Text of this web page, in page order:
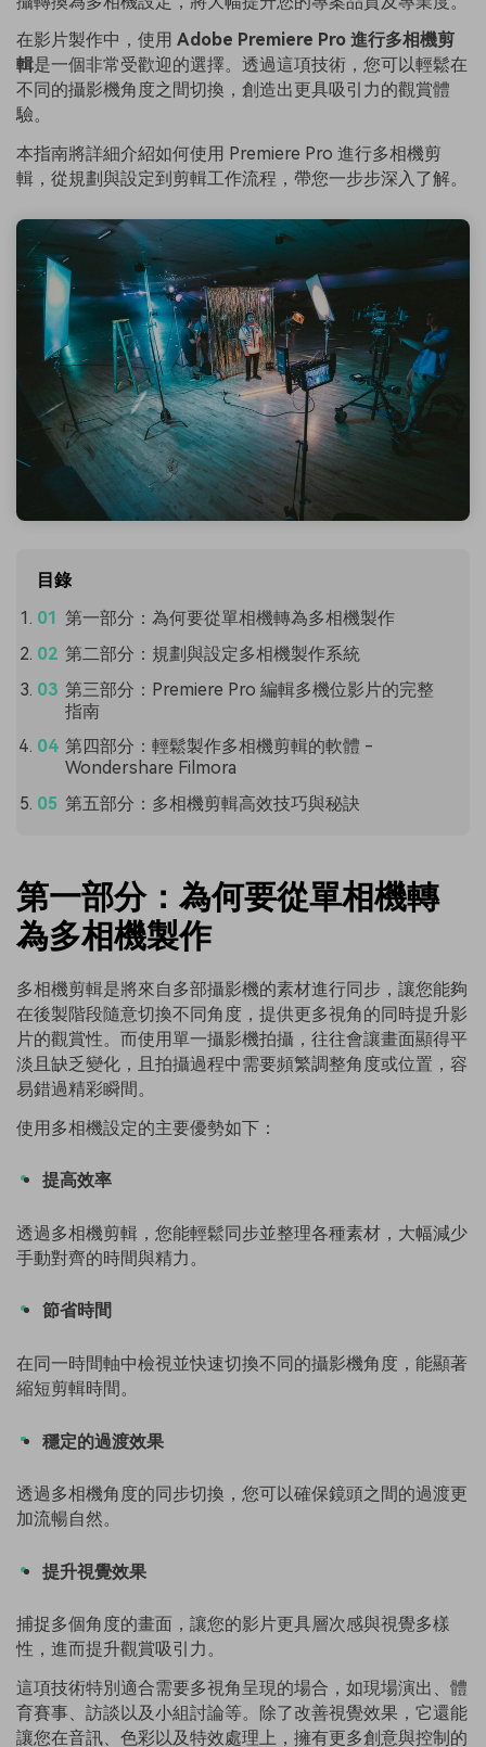
在影片製作中，使用 Adobe Premiere Pro 進行多相機剪
輯是一個非常受歡迎的選擇。透過這項技術，您可以輕鬆在
不同的攝影機角度之間切換，創造出更具吸引力的觀賞體
驗。
本指南將詳細介紹如何使用 Premiere Pro 進行多相機剪
輯，從規劃與設定到剪輯工作流程，帶您一步步深入了解。
目錄
第一部分：為何要從單相機轉為多相機製作
第二部分：規劃與設定多相機製作系統
第三部分：Premiere Pro 編輯多機位影片的完整
指南
第四部分：輕鬆製作多相機剪輯的軟體 -
Wondershare Filmora
第五部分：多相機剪輯高效技巧與秘訣
第一部分：為何要從單相機轉
為多相機製作
多相機剪輯是將來自多部攝影機的素材進行同步，讓您能夠
在後製階段隨意切換不同角度，提供更多視角的同時提升影
片的觀賞性。而使用單一攝影機拍攝，往往會讓畫面顯得平
淡且缺乏變化，且拍攝過程中需要頻繁調整角度或位置，容
易錯過精彩瞬間。
使用多相機設定的主要優勢如下：
提高效率
透過多相機剪輯，您能輕鬆同步並整理各種素材，大幅減少
手動對齊的時間與精力。
節省時間
在同一時間軸中檢視並快速切換不同的攝影機角度，能顯著
縮短剪輯時間。
穩定的過渡效果
透過多相機角度的同步切換，您可以確保鏡頭之間的過渡更
加流暢自然。
提升視覺效果
捕捉多個角度的畫面，讓您的影片更具層次感與視覺多樣
性，進而提升觀賞吸引力。
這項技術特別適合需要多視角呈現的場合，如現場演出、體
育賽事、訪談以及小組討論等。除了改善視覺效果，它還能
讓您在音訊、色彩以及特效處理上，擁有更多創意與控制的